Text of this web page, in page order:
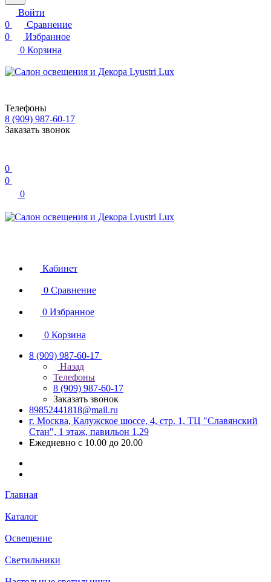
Войти
0
Сравнение
0
Избранное
0 Корзина
Телефоны
8 (909) 987-60-17
Заказать звонок
0
0
0
Кабинет
0 Сравнение
0 Избранное
0 Корзина
8 (909) 987-60-17
Назад
Телефоны
8 (909) 987-60-17
Заказать звонок
89852441818@mail.ru
г. Москва, Калужское шоссе, 4, стр. 1, ТЦ "Славянский
Стан", 1 этаж, павильон 1.29
Ежедневно с 10.00 до 20.00
Главная
Каталог
Освещение
Светильники